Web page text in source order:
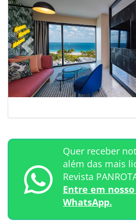
Quer receber
além das mais
Revista
Entre em
WhatsApp.